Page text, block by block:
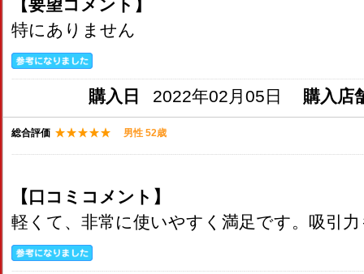
【要望コメント】
特にありません
購入日 2022年02月05日 購入店
総合評価 男性 52歳
【口コミコメント】
軽くて、非常に使いやすく満足です。吸引